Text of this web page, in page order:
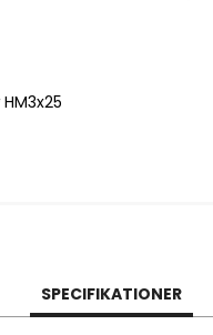
SPECIFIKATIONER